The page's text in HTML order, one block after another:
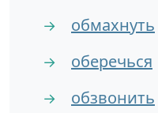
→ обмахнуть
→ оберечься
→ обзвонить